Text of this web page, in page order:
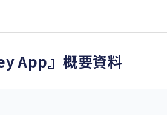
App』概要資料